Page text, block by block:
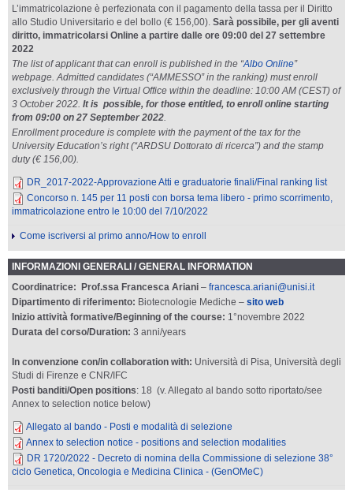
L’immatricolazione è perfezionata con il pagamento della tassa per il Diritto
allo Studio Universitario e del bollo (€ 156,00). Sarà possibile, per gli aventi
diritto, immatricolarsi Online a partire dalle ore 09:00 del 27 settembre
2022
The list of applicant that can enroll is published in the “Albo Online”
webpage. Admitted candidates (“AMMESSO” in the ranking) must enroll
exclusively through the Virtual Office within the deadline: 10:00 AM (CEST) of
3 October 2022. It is possible, for those entitled, to enroll online starting
from 09:00 on 27 September 2022
Enrollment procedure is complete with the payment of the tax for the
University Education’s right (“ARDSU Dottorato di ricerca”) and the stamp
duty (€ 156,00).
DR_2017-2022-Approvazione Atti e graduatorie finali/Final ranking list
Concorso n. 145 per 11 posti con borsa tema libero - primo scorrimento,
immatricolazione entro le 10:00 del 7/10/2022
Come iscriversi al primo anno/How to enroll
INFORMAZIONI GENERALI / GENERAL INFORMATION
Coordinatrice: Prof.ssa Francesca Ariani – francesca.ariani@unisi.it
Dipartimento di riferimento: Biotecnologie Mediche – sito web
Inizio attività formative/Beginning of the course: 1°novembre 2022
Durata del corso/Duration: 3 anni/years
In convenzione con/in collaboration with: Università di Pisa, Università degli
Studi di Firenze e CNR/IFC
Posti banditi/Open positions: 18 (v. Allegato al bando sotto riportato/see
Annex to selection notice below)
Allegato al bando - Posti e modalità di selezione
Annex to selection notice - positions and selection modalities
DR 1720/2022 - Decreto di nomina della Commissione di selezione 38°
ciclo Genetica, Oncologia e Medicina Clinica - (GenOMeC)